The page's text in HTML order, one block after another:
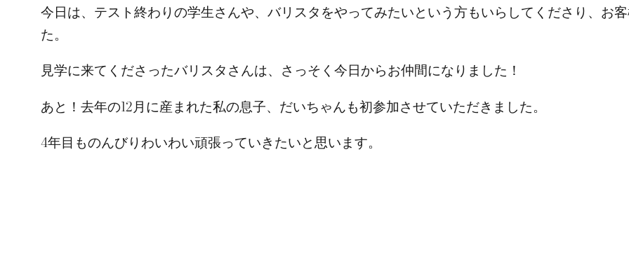
今日は、テスト終わりの学生さんや、バリスタをやってみたいという方もいらしてくださり、お
た。
見学に来てくださったバリスタさんは、さっそく今日からお仲間になりました！
あと！去年の12月に産まれた私の息子、だいちゃんも初参加させていただきました。
4年目ものんびりわいわい頑張っていきたいと思います。